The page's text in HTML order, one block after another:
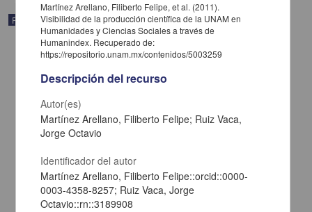
Publicación editorial
Martínez Arellano, Filiberto Felipe, et al. (2011).
Visibilidad de la producción científica de la UNAM en
Humanidades y Ciencias Sociales a través de
Humanindex. Recuperado de:
https://repositorio.unam.mx/contenidos/5003259
Descripción del recurso
Autor(es)
Martínez Arellano, Filiberto Felipe; Ruiz Vaca,
Jorge Octavio
Identificador del autor
Martínez Arellano, Filiberto Felipe::orcid::0000-
0003-4358-8257; Ruiz Vaca, Jorge
Octavio::rn::3189908